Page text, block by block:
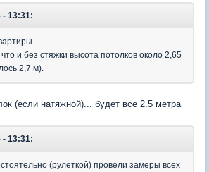
- 13:31:
и без стяжки высота потолков около 2,65
2,7 м).
(если натяжной)... будет все 2.5 метра
- 13:31:
(рулеткой) провели замеры всех